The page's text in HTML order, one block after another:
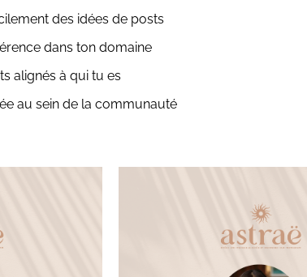
des idées de posts
dans ton domaine
alignés à qui tu es
au sein de la communauté